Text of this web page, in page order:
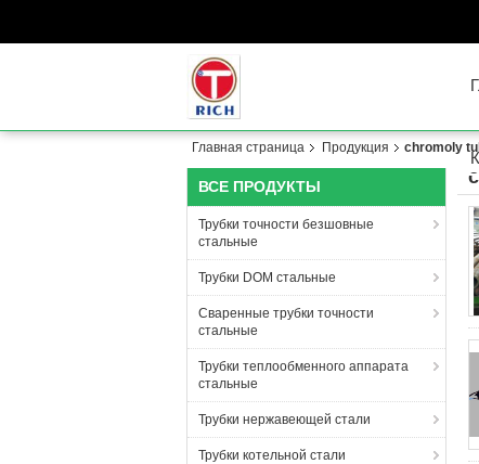
Главная страница Продукция chromoly
ВСЕ ПРОДУКТЫ
Трубки точности безшовные
стальные
Трубки DOM стальные
Сваренные трубки точности
стальные
Трубки теплообменного аппарата
стальные
Трубки нержавеющей стали
Трубки котельной стали